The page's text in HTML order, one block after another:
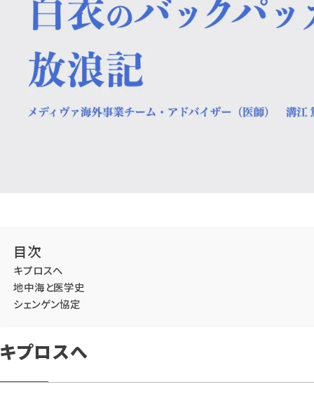
目次
キプロスへ
地中海と医学史
シェンゲン協定
キプロスへ